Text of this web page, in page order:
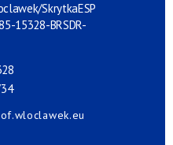
SkrytkaESP
15328-BRSDR-